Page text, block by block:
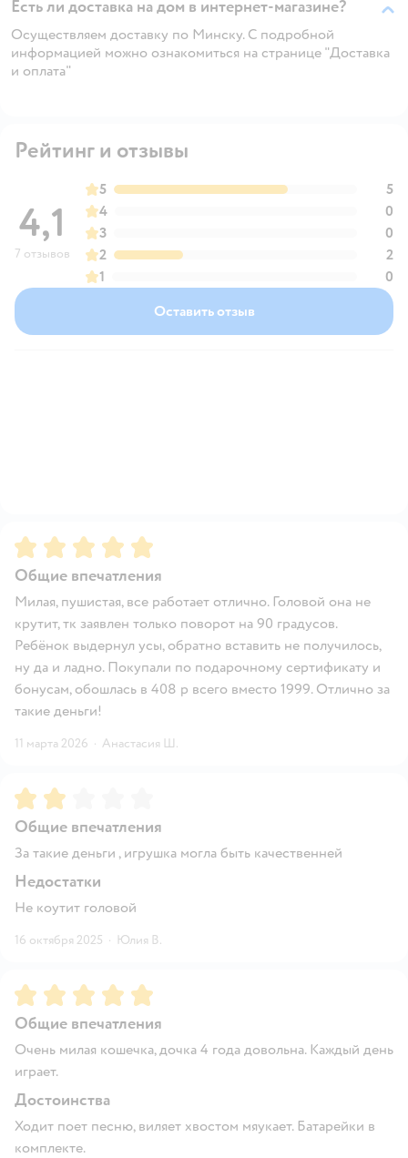
Есть ли доставка на дом в интернет-магазине?
Осуществляем доставку по Минску. С подробной
информацией можно ознакомиться на странице "Доставка
и оплата"
Рейтинг и отзывы
4,1
7 отзывов
5
5
4
0
3
0
2
2
1
0
Оставить отзыв
Рейтинг:5
Общие впечатления
Милая, пушистая, все работает отлично. Головой она не
крутит, тк заявлен только поворот на 90 градусов.
Ребёнок выдернул усы, обратно вставить не получилось,
ну да и ладно. Покупали по подарочному сертификату и
бонусам, обошлась в 408 р всего вместо 1999. Отлично за
такие деньги!
11 марта 2026 · Анастасия Ш.
Рейтинг:
Общие впечатления
За такие деньги , игрушка могла быть качественней
Недостатки
Не коутит головой
16 октября 2025 · Юлия В.
Рейтинг:5
Общие впечатления
Очень милая кошечка, дочка 4 года довольна. Каждый день
играет.
Достоинства
Ходит поет песню, виляет хвостом мяукает. Батарейки в
комплекте.